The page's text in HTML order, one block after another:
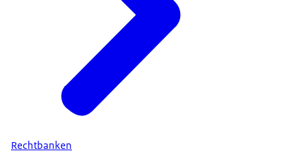
Rechtbanken